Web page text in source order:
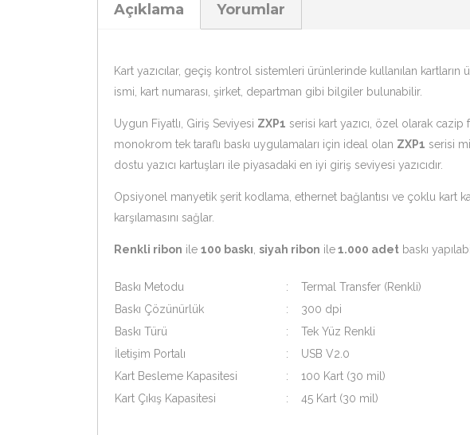
Açıklama Yorumlar
Kart yazıcılar, geçiş kontrol sistemleri ürünlerinde kullanılan kartların
ismi, kart numarası, şirket, departman gibi bilgiler bulunabilir.
Uygun Fiyatlı, Giriş Seviyesi ZXP1 serisi kart yazıcı, özel olarak cazip
monokrom tek taraflı baskı uygulamaları için ideal olan ZXP1 serisi
dostu yazıcı kartuşları ile piyasadaki en iyi giriş seviyesi yazıcıdır.
Opsiyonel manyetik şerit kodlama, ethernet bağlantısı ve çoklu kart
karşılamasını sağlar.
Renkli ribon ile 100 baskı siyah ribon ile1.000 adet baskı
Baskı Metodu :
Termal Transfer (Renkli)
Baskı Çözünürlük
:
300 dpi
Baskı Türü
:
Tek Yüz Renkli
İletişim Portalı
:
USB V2.0
Kart Besleme Kapasitesi
:
100 Kart (30 mil)
Kart Çıkış Kapasitesi
: 45 Kart (30 mil)